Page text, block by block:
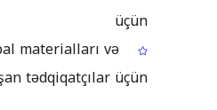
üçün
materialları və
tədqiqatçılar üçün